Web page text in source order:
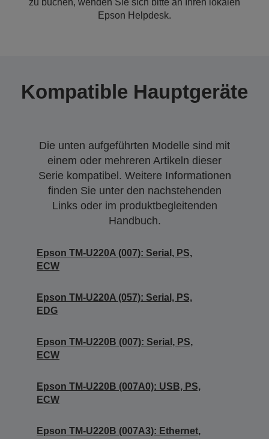
zu buchen, wenden Sie sich bitte an Ihren lokalen
Epson Helpdesk.
Kompatible Hauptgeräte
Die unten aufgeführten Modelle sind mit
einem oder mehreren Artikeln dieser
Serie kompatibel. Weitere Informationen
finden Sie unter den nachstehenden
Links oder im produktbegleitenden
Handbuch.
Epson TM-U220A (007): Serial, PS,
ECW
Epson TM-U220A (057): Serial, PS,
EDG
Epson TM-U220B (007): Serial, PS,
ECW
Epson TM-U220B (007A0): USB, PS,
ECW
Epson TM-U220B (007A3): Ethernet,